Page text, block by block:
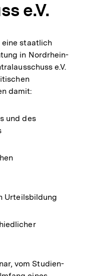
e.V.
staatlich
in Nordrhein-
e.V.
damit:
und des
Urteilsbildung
vom Studien-